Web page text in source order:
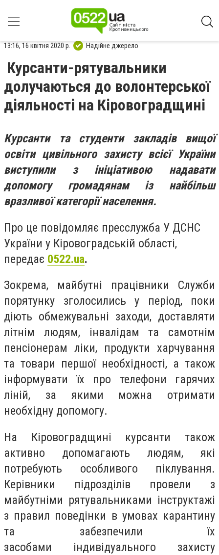
13:16, 16 квітня 2020 р. Надійне джерело
Курсанти-рятувальники
долучаються до волонтерської
діяльності на Кіровоградщині
Курсанти та студенти закладів вищої
освіти цивільного захисту всієї України
виступили з ініціативою надавати
допомогу громадянам із найбільш
вразливої категорії населення.
Про це повідомляє пресслужба У ДСНС
України у Кіровоградській області,
передає 0522.ua.
Зокрема, майбутні працівники Служби
порятунку зголосились у період, поки
діють обмежувальні заходи, доставляти
літнім людям, інвалідам та самотнім
пенсіонерам ліки, продукти харчування
та товари першої необхідності, а також
інформувати їх про телефони гарячих
ліній, за якими можна отримати
необхідну допомогу.
На Кіровоградщині курсанти також
активно допомагають людям, які
потребують особливого піклування.
Керівники підрозділів провели з
майбутніми рятувальниками інструктажі
з правил поведінки в умовах карантину
та забезпечили їх
засобами індивідуального захисту